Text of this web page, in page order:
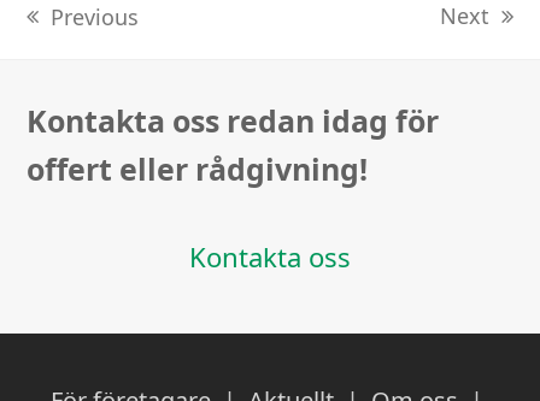
previous
Previous
next
Next
Kontakta oss redan idag för
offert eller rådgivning!
Kontakta oss